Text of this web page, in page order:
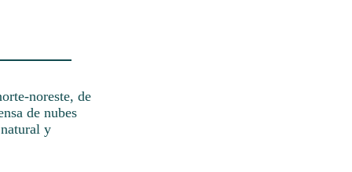
noreste, de
de nubes
y